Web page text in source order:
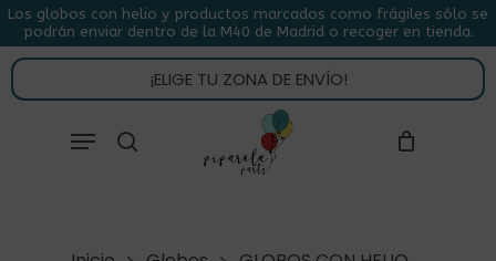
Skip
to
main
content
Los globos con helio y productos marcados como frágiles sólo se
podrán enviar dentro de la M40 de Madrid o recoger en tienda.
¡ELIGE TU ZONA DE ENVÍO!
Menu
CARRITO CLOSE
CART
Menu